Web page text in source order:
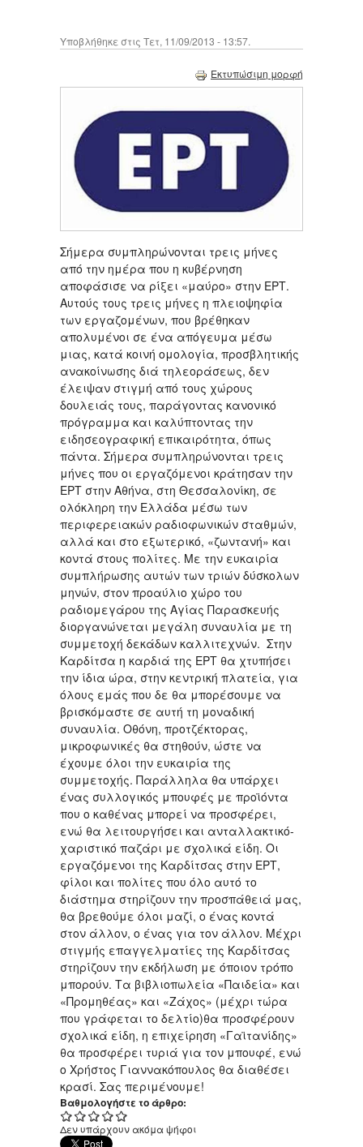
Υποβλήθηκε στις Τετ, 11/09/2013 - 13:57.
Εκτυπώσιμη μορφή
Σήμερα συμπληρώνονται τρεις μήνες
από την ημέρα που η κυβέρνηση
αποφάσισε να ρίξει «μαύρο» στην ΕΡΤ.
Αυτούς τους τρεις μήνες η πλειοψηφία
των εργαζομένων, που βρέθηκαν
απολυμένοι σε ένα απόγευμα μέσω
μιας, κατά κοινή ομολογία, προσβλητικής
ανακοίνωσης διά τηλεοράσεως, δεν
έλειψαν στιγμή από τους χώρους
δουλειάς τους, παράγοντας κανονικό
πρόγραμμα και καλύπτοντας την
ειδησεογραφική επικαιρότητα, όπως
πάντα. Σήμερα συμπληρώνονται τρεις
μήνες που οι εργαζόμενοι κράτησαν την
ΕΡΤ στην Αθήνα, στη Θεσσαλονίκη, σε
ολόκληρη την Ελλάδα μέσω των
περιφερειακών ραδιοφωνικών σταθμών,
αλλά και στο εξωτερικό, «ζωντανή» και
κοντά στους πολίτες. Με την ευκαιρία
συμπλήρωσης αυτών των τριών δύσκολων
μηνών, στον προαύλιο χώρο του
ραδιομεγάρου της Αγίας Παρασκευής
διοργανώνεται μεγάλη συναυλία με τη
συμμετοχή δεκάδων καλλιτεχνών. Στην
Καρδίτσα η καρδιά της ΕΡΤ θα χτυπήσει
την ίδια ώρα, στην κεντρική πλατεία, για
όλους εμάς που δε θα μπορέσουμε να
βρισκόμαστε σε αυτή τη μοναδική
συναυλία. Οθόνη, προτζέκτορας,
μικροφωνικές θα στηθούν, ώστε να
έχουμε όλοι την ευκαιρία της
συμμετοχής. Παράλληλα θα υπάρχει
ένας συλλογικός μπουφές με προϊόντα
που ο καθένας μπορεί να προσφέρει,
ενώ θα λειτουργήσει και ανταλλακτικό-
χαριστικό παζάρι με σχολικά είδη. Οι
εργαζόμενοι της Καρδίτσας στην ΕΡΤ,
φίλοι και πολίτες που όλο αυτό το
διάστημα στηρίζουν την προσπάθειά μας,
θα βρεθούμε όλοι μαζί, ο ένας κοντά
στον άλλον, ο ένας για τον άλλον. Μέχρι
στιγμής επαγγελματίες της Καρδίτσας
στηρίζουν την εκδήλωση με όποιον τρόπο
μπορούν. Τα βιβλιοπωλεία «Παιδεία» και
«Προμηθέας» και «Ζάχος» (μέχρι τώρα
που γράφεται το δελτίο)θα προσφέρουν
σχολικά είδη, η επιχείρηση «Γαϊτανίδης»
θα προσφέρει τυριά για τον μπουφέ, ενώ
ο Χρήστος Γιαννακόπουλος θα διαθέσει
κρασί. Σας περιμένουμε!
Βαθμολογήστε το άρθρο:
Δεν υπάρχουν ακόμα ψήφοι